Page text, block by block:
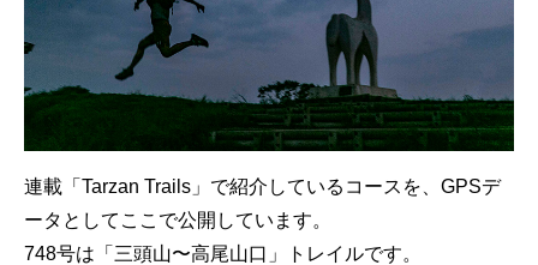
連載「Tarzan Trails」で紹介しているコースを、GPSデ
ータとしてここで公開しています。
748号は「三頭山〜高尾山口」トレイルです。